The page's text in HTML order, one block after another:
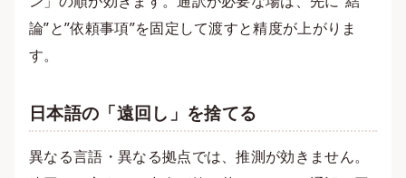
論”と”依頼事項”を固定して渡すと精度が上がりま
す。
日本語の「遠回し」を捨てる
異なる言語・異なる拠点では、推測が効きません。